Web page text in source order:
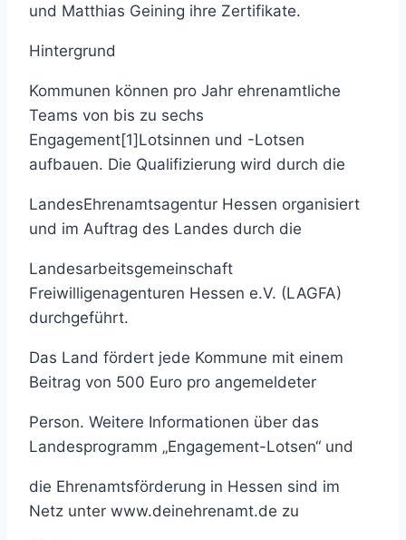
und Matthias Geining ihre Zertifikate.
Hintergrund
Kommunen können pro Jahr ehrenamtliche
Teams von bis zu sechs
Engagement[1]Lotsinnen und -Lotsen
aufbauen. Die Qualifizierung wird durch die
LandesEhrenamtsagentur Hessen organisiert
und im Auftrag des Landes durch die
Landesarbeitsgemeinschaft
Freiwilligenagenturen Hessen e.V. (LAGFA)
durchgeführt.
Das Land fördert jede Kommune mit einem
Beitrag von 500 Euro pro angemeldeter
Person. Weitere Informationen über das
Landesprogramm „Engagement-Lotsen“ und
die Ehrenamtsförderung in Hessen sind im
Netz unter www.deinehrenamt.de zu